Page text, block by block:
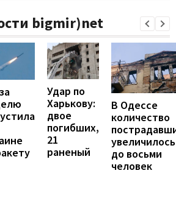
bigmir)net
Удар по
Харькову:
двое
погибших,
21
раненый
В Одессе
количество
увеличилось
до восьми
человек